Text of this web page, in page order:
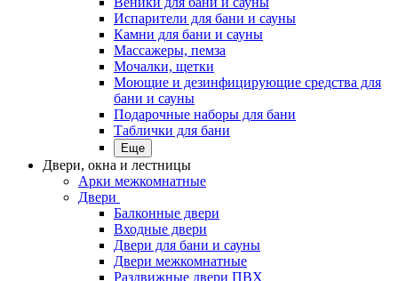
Испарители для бани и сауны
Камни для бани и сауны
Массажеры, пемза
Мочалки, щетки
Моющие и дезинфицирующие средства для
бани и сауны
Подарочные наборы для бани
Таблички для бани
Еще
Двери, окна и лестницы
Арки межкомнатные
Двери
Балконные двери
Входные двери
Двери для бани и сауны
Двери межкомнатные
Раздвижные двери ПВХ